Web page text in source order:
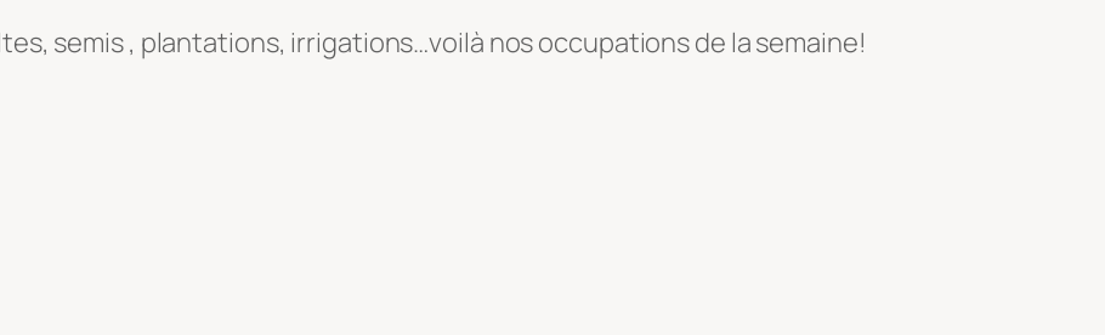
semis , plantations, irrigations…voilà nos occupations de la semaine!